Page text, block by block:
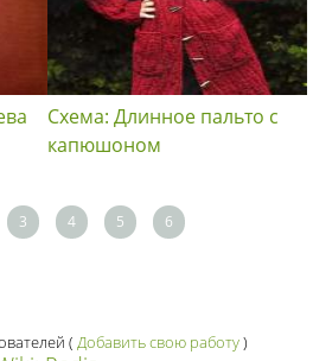
Схема: Длинное пальто с
капюшоном
3 4 5 6
( Добавить свою работу)